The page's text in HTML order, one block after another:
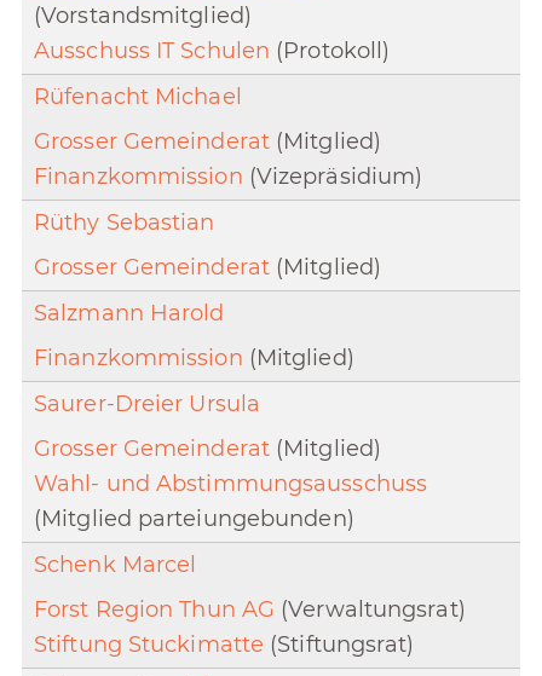
(Vorstandsmitglied)
Ausschuss IT Schulen (Protokoll)
Rüfenacht Michael
Grosser Gemeinderat(Mitglied)
Finanzkommission (Vizepräsidium)
Rüthy Sebastian
Grosser Gemeinderat(Mitglied)
Salzmann Harold
Finanzkommission (Mitglied)
Saurer-Dreier Ursula
Grosser Gemeinderat(Mitglied)
Wahl- und Abstimmungsausschuss
(Mitglied parteiungebunden)
Schenk Marcel
Forst Region Thun AG (Verwaltungsrat)
Stiftung Stuckimatte (Stiftungsrat)